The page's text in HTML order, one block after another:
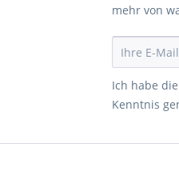
mehr von
Ich habe die
Kenntnis